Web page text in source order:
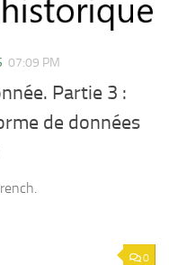
07:09 PM
Partie 3 :
de données
0